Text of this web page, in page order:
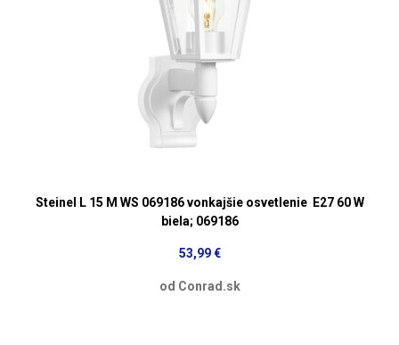
Steinel L 15 M WS 069186 vonkajšie osvetlenie E27 60 W
biela; 069186
53,99 €
od Conrad.sk